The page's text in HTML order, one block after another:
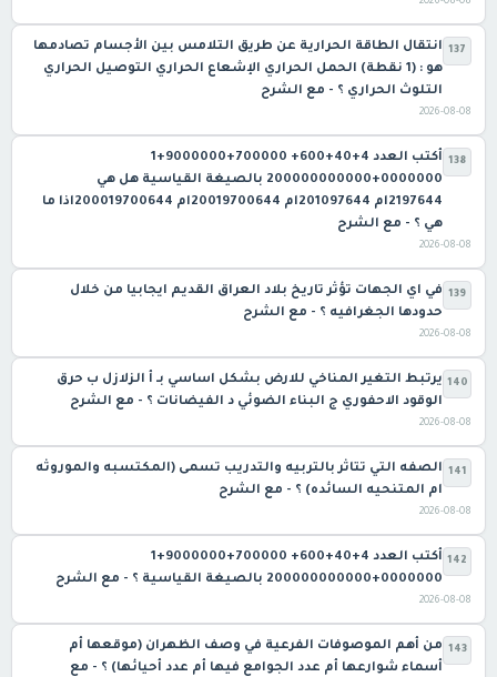
137 انتقال الطاقة الحرارية عن طريق التلامس بين الأجسام تصادمها
هو : (1 نقطة) الحمل الحراري الإشعاع الحراري التوصيل الحراري
التلوث الحراري ؟ - مع الشرح
2026-08-08
138
‫0000000‏+200000000000‬ بالصيغة القياسية هل هي
2197644ام ‏201097644ام ‏20019700644ام ‏200019700644اذا ما
هي ؟ - مع الشرح
2026-08-08
139 في اي الجهات تؤثر تاريخ بلاد العراق القديم ايجابيا من خلال
حدودها الجغرافيه ؟ - مع الشرح
2026-08-08
140 يرتبط التغير المناخي للارض بشكل اساسي بـ أ الزلازل ب حرق
الوقود الاحفوري ج البناء الضوئي د الفيضانات ؟ - مع الشرح
2026-08-08
141 الصفه التي تتاثر بالتربيه والتدريب تسمى (المكتسبه والموروثه
ام المتنحيه السائده) ؟ - مع الشرح
2026-08-08
142
‫0000000‏+200000000000‬ بالصيغة القياسية ؟ - مع الشرح
2026-08-08
143 ‏من أهم الموصوفات الفرعية في وصف الظهران (موقعها أم
أسماء شوارعها أم عدد الجوامع فيها أم عدد أحيائها) ؟ - مع